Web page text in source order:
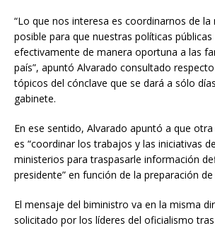
“Lo que nos interesa es coordinarnos de
posible para que nuestras políticas públicas
efectivamente de manera oportuna a las
país”, apuntó Alvarado consultado
tópicos del cónclave que se dará a sólo
gabinete.
En ese sentido, Alvarado apuntó a que
es “coordinar los trabajos y las iniciativas
ministerios para traspasarle información
presidente” en función de la preparación
El mensaje del biministro va en la misma
solicitado por los líderes del oficialismo